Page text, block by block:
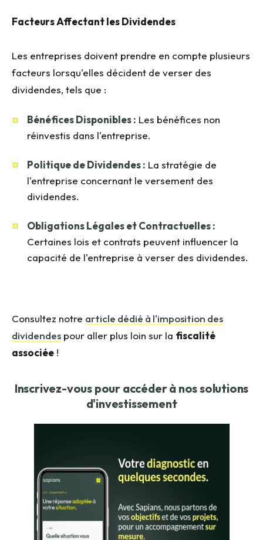
Facteurs Affectant les Dividendes
Les entreprises doivent prendre en compte plusieurs
facteurs lorsqu'elles décident de verser des
dividendes, tels que :
Bénéfices Disponibles : Les bénéfices non
réinvestis dans l'entreprise.
Politique de Dividendes : La stratégie de
l'entreprise concernant le versement des
dividendes.
Obligations Légales et Contractuelles :
Certaines lois et contrats peuvent influencer la
capacité de l'entreprise à verser des dividendes.
Consultez notre article dédié à l'imposition des
dividendes pour aller plus loin sur la fiscalité
associée !
Inscrivez-vous pour accéder à nos solutions
d'investissement